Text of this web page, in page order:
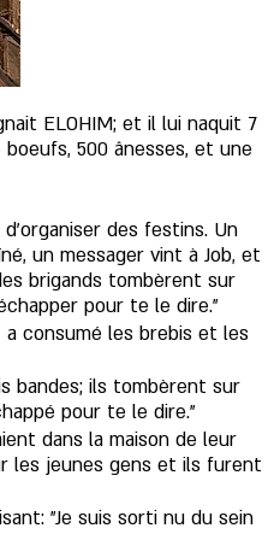
ELOHIM; et il lui naquit 7
500 ânesses, et une
des festins. Un
un messager vint à Job, et
brigands tombèrent sur
pour te le dire."
consumé les brebis et les
bandes; ils tombèrent sur
pour te le dire."
dans la maison de leur
les jeunes gens et ils furent
"Je suis sorti nu du sein